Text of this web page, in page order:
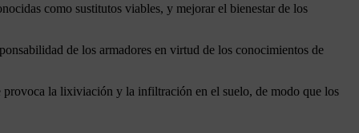
como sustitutos viables, y mejorar el bienestar de los
de los armadores en virtud de los conocimientos de
la lixiviación y la infiltración en el suelo, de modo que los